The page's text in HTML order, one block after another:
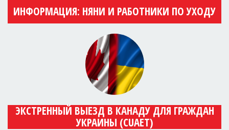
ИНФОРМАЦИЯ: НЯНИ И РАБОТНИКИ ПО УХОДУ
ЭКСТРЕННЫЙ ВЫЕЗД В КАНАДУ ДЛЯ ГРАЖДАН
УКРАИНЫ (CUAET)